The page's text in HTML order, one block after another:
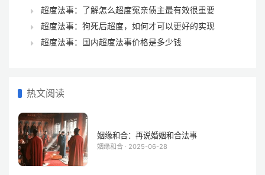
超度法事：了解怎么超度冤亲债主最有效很重要
超度法事：狗死后超度，如何才可以更好的实现
超度法事：国内超度法事价格是多少钱
热文阅读
姻缘和合：再说婚姻和合法事
姻缘和合 · 2025-06-28